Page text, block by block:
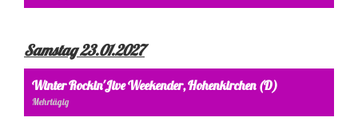
Samstag 23.01.2027
Winter Rockin'Jive Weekender, Hohenkirchen (D)
Mehrtägig